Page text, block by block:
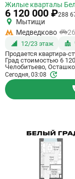
квартиру
Жилые кварталы
6 120 000 ₽288
Мытищи
Медведково
12/23 этаж
Продается квартира-
Град стоимостью 6
Челобитьево,
Квартира сдается в III
минутах на машине
квартиры - 21.2 м².
скажите его когда
Сегодня, 03:08